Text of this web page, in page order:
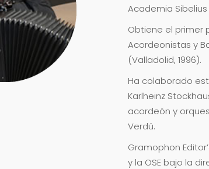
Academia Sibelius
Obtiene el primer
Acordeonistas y
(Valladolid, 1996).
Ha colaborado
Karlheinz
acordeón y
Verdú.
Gramophon
y la OSE bajo la